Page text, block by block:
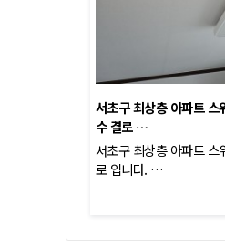
서초구 최상층 아파트 스
수 결로 …
서초구 최상층 아파트 스
로 입니다. …